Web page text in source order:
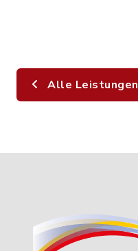
Alle Leistungen